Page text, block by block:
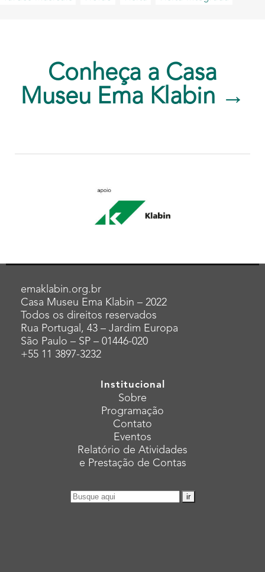
Conheça a Casa
Museu Ema Klabin →
emaklabin.org.br
Casa Museu Ema Klabin – 2022
Todos os direitos reservados
Rua Portugal, 43 – Jardim Europa
São Paulo – SP – 01446-020
+55 11 3897-3232
Institucional
Sobre
Programação
Contato
Eventos
Relatório de Atividades
e Prestação de Contas